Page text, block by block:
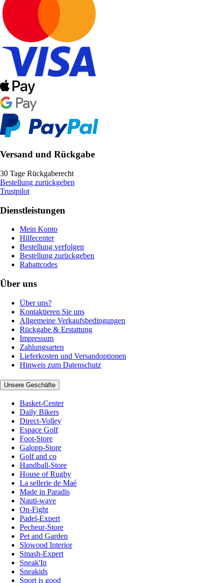
Versand und Rückgabe
30 Tage Rückgaberecht
Bestellung zurückgeben
Trustpilot
Dienstleistungen
Mein Konto
Hilfecenter
Bestellung verfolgen
Bestellung zurückgeben
Rabattcodes
Über uns
Über uns?
Kontaktieren Sie uns
Allgemeine Verkaufsbedingungen
Rückgabe & Erstattung
Impressum
Zahlungsarten
Lieferkosten und Versandoptionen
Hinweis zum Datenschutz
Unsere Geschäfte
Basket-Center
Daily Bikers
Direct-Volley
Espace Golf
Foot-Store
Galopp-Store
Golf and co
Handball-Store
House of Rugby
La sellerie de Maé
Made in Paradis
Nauti-wave
On-Fight
Padel-Expert
Pecheur-Store
Pet and Garden
Slowood Interior
Smash-Expert
Sneak'In
Sneakids
Sport is good